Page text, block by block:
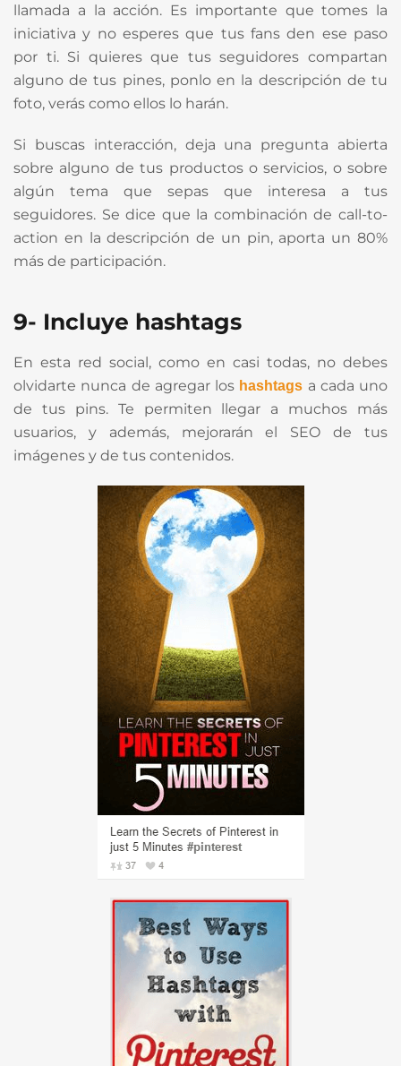
llamada a la acción. Es importante que tomes la
iniciativa y no esperes que tus fans den ese paso
por ti. Si quieres que tus seguidores compartan
alguno de tus pines, ponlo en la descripción de tu
foto, verás como ellos lo harán.
Si buscas interacción, deja una pregunta abierta
sobre alguno de tus productos o servicios, o sobre
algún tema que sepas que interesa a tus
seguidores. Se dice que la combinación de call-to-
action en la descripción de un pin, aporta un 80%
más de participación.
9- Incluye hashtags
En esta red social, como en casi todas, no debes
olvidarte nunca de agregar los hashtags a cada uno
de tus pins. Te permiten llegar a muchos más
usuarios, y además, mejorarán el SEO de tus
imágenes y de tus contenidos.